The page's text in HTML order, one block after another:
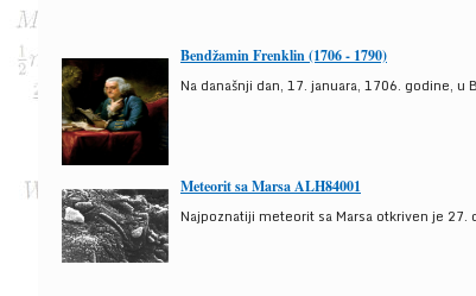
Bendžamin Frenklin (1706 - 1790)
Na današnji dan, 17. januara, 1706. godine,
Meteorit sa Marsa ALH84001
Najpoznatiji meteorit sa Marsa otkriven je